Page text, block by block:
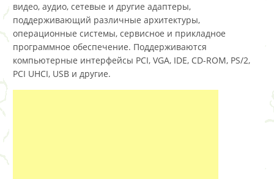
видео, аудио, сетевые и другие адаптеры,
поддерживающий различные архитектуры,
операционные системы, сервисное и прикладное
программное обеспечение. Поддерживаются
компьютерные интерфейсы PCI, VGA, IDE, CD-ROM, PS/2,
PCI UHCI, USB и другие.